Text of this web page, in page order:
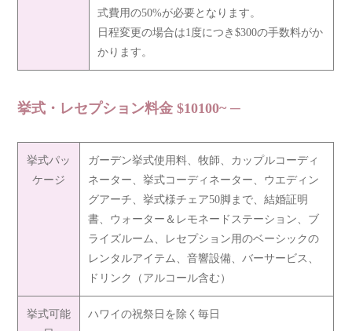
式費用の50%が必要となります。
日程変更の場合は1度につき$300の手数料がか
かります。
挙式・レセプション料金 $10100~
挙式パッ
ケージ
ガーデン挙式使用料、牧師、カップルコーディ
ネーター、挙式コーディネーター、ウエディン
グアーチ、挙式様チェア50脚まで、結婚証明
書、ウォーター＆レモネードステーション、ブ
ライズルーム、レセプション用のベーシックの
レンタルアイテム、音響設備、バーサービス、
ドリンク（アルコール含む）
挙式可能
ハワイの祝祭日を除く毎日